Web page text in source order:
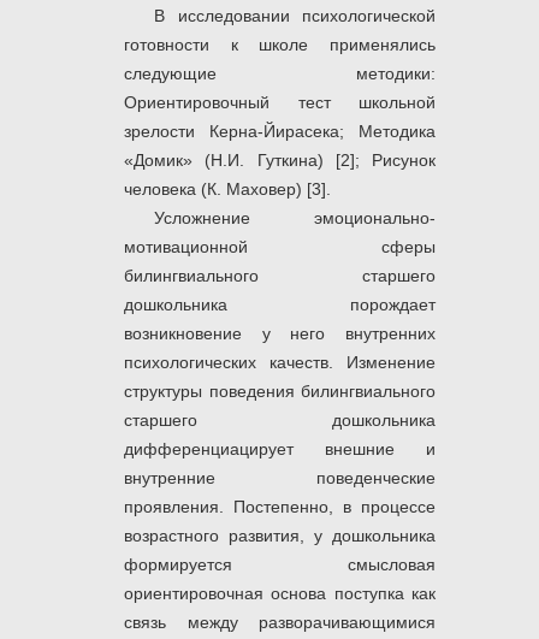
В исследовании психологической
готовности к школе применялись
следующие методики:
Ориентировочный тест школьной
зрелости Керна-Йирасека; Методика
«Домик» (Н.И. Гуткина) [2]; Рисунок
человека (К. Маховер) [3].
Усложнение эмоционально-
мотивационной сферы
билингвиального старшего
дошкольника порождает
возникновение у него внутренних
психологических качеств. Изменение
структуры поведения билингвиального
старшего дошкольника
дифференциацирует внешние и
внутренние поведенческие
проявления. Постепенно, в процессе
возрастного развития, у дошкольника
формируется смысловая
ориентировочная основа поступка как
связь между разворачивающимися